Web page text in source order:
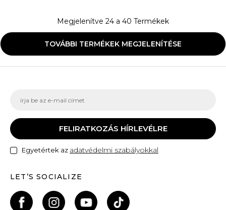
Megjelenítve 24 a 40 Termékek
TOVÁBBI TERMÉKEK MEGJELENÍTÉSE
FELIRATKOZÁS HÍRLEVÉLRE
Egyetértek az adatvédelmi szabályokkal
LET’S SOCIALIZE